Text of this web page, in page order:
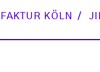
KÖLN